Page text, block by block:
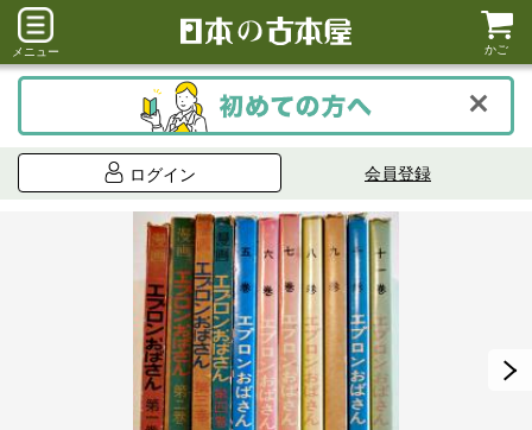
メニュー かご
ログイン 会員登録